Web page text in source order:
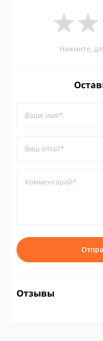
Нажмите,
Ваше имя*
Ваш email*
Комментарий*
Отзывы